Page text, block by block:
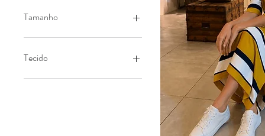
Tamanho
38
40
44
Tecido
100% Algodão